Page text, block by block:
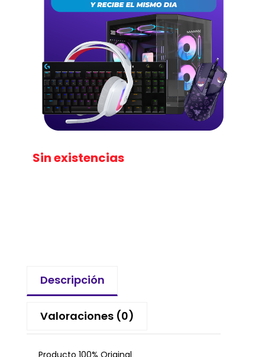
Sin existencias
Descripción
Valoraciones (0)